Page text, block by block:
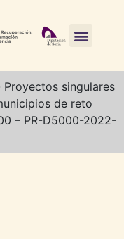
Proyectos singulares
de reto
– PR-D5000-2022-